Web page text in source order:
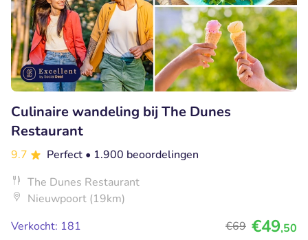
Culinaire wandeling bij The Dunes
Restaurant
9.7 Perfect • 1.900 beoordelingen
The Dunes Restaurant
Nieuwpoort (19km)
Verkocht: 181
€69 €49,50